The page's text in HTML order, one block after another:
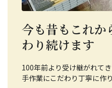
今も昔もこれか
わり続けます
100年前より受け継がれて
手作業にこだわり丁寧に作